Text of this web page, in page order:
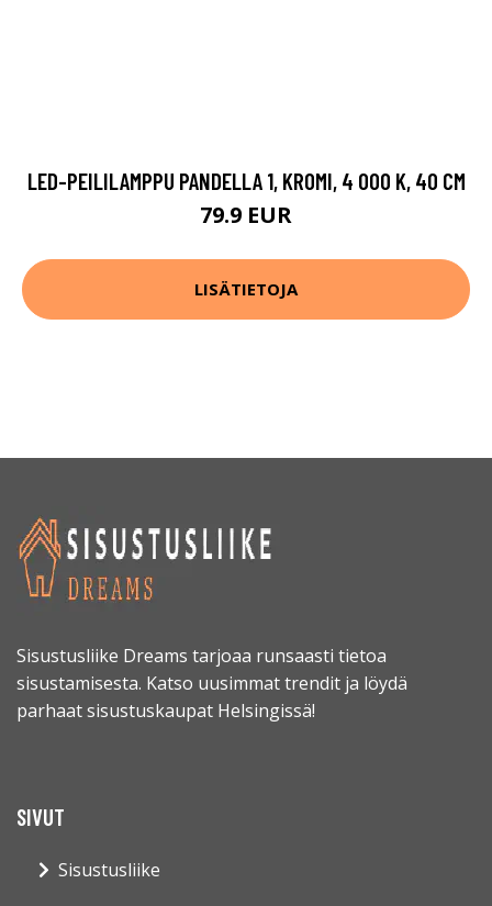
LED-PEILILAMPPU PANDELLA 1, KROMI, 4 000 K, 40 CM
79.9 EUR
LISÄTIETOJA
Sisustusliike Dreams tarjoaa runsaasti tietoa
sisustamisesta. Katso uusimmat trendit ja löydä
parhaat sisustuskaupat Helsingissä!
SIVUT
Sisustusliike